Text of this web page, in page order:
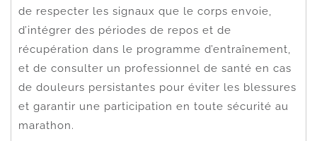
de respecter les signaux que le corps envoie,
d’intégrer des périodes de repos et de
récupération dans le programme d’entraînement,
et de consulter un professionnel de santé en cas
de douleurs persistantes pour éviter les blessures
et garantir une participation en toute sécurité au
marathon.